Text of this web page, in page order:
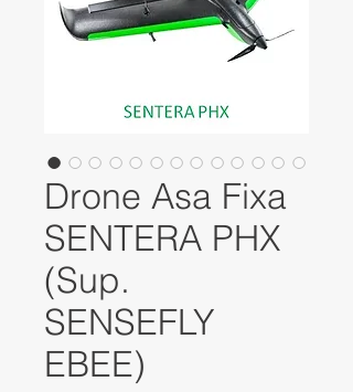
Drone Asa Fixa
SENTERA PHX
(Sup.
SENSEFLY
EBEE)